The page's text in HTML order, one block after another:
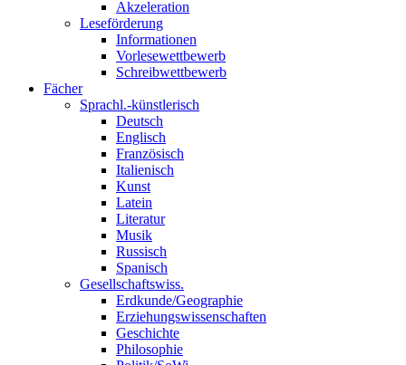
Akzeleration
Leseförderung
Informationen
Vorlesewettbewerb
Schreibwettbewerb
Fächer
Sprachl.-künstlerisch
Deutsch
Englisch
Französisch
Italienisch
Kunst
Latein
Literatur
Musik
Russisch
Spanisch
Gesellschaftswiss.
Erdkunde/Geographie
Erziehungswissenschaften
Geschichte
Philosophie